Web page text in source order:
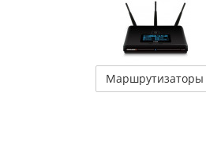
Маршрутизаторы